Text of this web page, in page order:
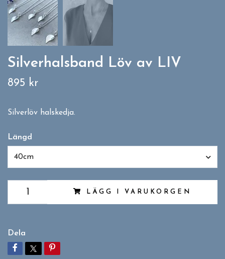
Silverhalsband Löv av LIV
895 kr
Silverlöv halskedja.
Längd
40cm
LÄGG I VARUKORGEN
Dela